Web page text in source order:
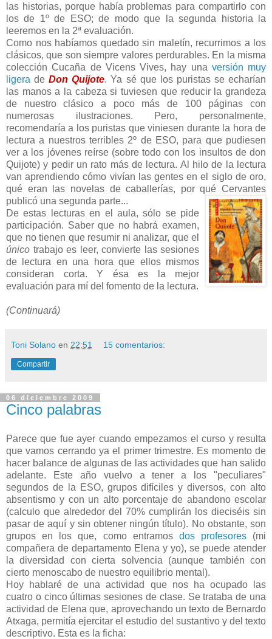
las historias, porque había problemas para compartirlo con
los de 1º de ESO; de modo que la segunda historia la
leeremos en la 2ª evaluación.
Como nos habíamos quedado sin maletín, recurrimos a los
clásicos, que son siempre valores perdurables. En la misma
colección Cucaña de Vicens Vives, hay una versión muy
ligera deDon Quijote. Ya sé que los puristas se echarían
las manos a la cabeza si tuviesen que reducir la grandeza
de nuestro clásico a poco más de 100 páginas con
numerosas ilustraciones. Pero, personalmente,
recomendaría a los puristas que viniesen durante la hora de
lectura a nuestros terribles 2º de ESO, para que pudiesen
ver a los jóvenes reírse (sobre todo con los insultos de don
Quijote) y pedir un rato más de lectura. Al hilo de la lectura
van aprendiendo cómo vivían las gentes en el siglo de oro,
qué eran las novelas de caballerías, por qué Cervantes
publicó una segunda parte...
De estas lecturas en el aula, sólo se pide
participación. Saber que no habrá examen,
que no tienen que resumir ni analizar, que el
único trabajo es leer, convierte las sesiones
de lectura en una hora que ellos mismos
consideran corta. Y ésa es la mejor
evaluación para mí del fomento de la lectura.
(Continuará)
Toni Solano en 22:51 15 comentarios:
Compartir
06 diciembre 2009
Cinco palabras
Parece que fue ayer cuando empezamos el curso y resulta
que vamos cerrando ya el primer trimestre. Es momento de
hacer balance de algunas de las actividades que han salido
adelante. Este año vuelvo a tener a los "peculiares"
segundos de la ESO, grupos difíciles y diversos, con alto
absentismo y con un alto porcentaje de abandono escolar
(calculo que alrededor del 70% cumplirán los dieciséis sin
pasar de aquí y sin obtener ningún título). No obstante, son
grupos en los que, como entramos dos profesores(mi
compañera de departamento Elena y yo), se puede atender
la diversidad con cierta solvencia (aunque también con
cierto menoscabo de nuestro equilibrio mental).
Hoy hablaré de una actividad que nos ha ocupado las
cuatro o cinco últimas sesiones de clase. Se trataba de una
actividad de Elena que, aprovechando un texto de Bernardo
Atxaga, permitía ejercitar el estudio del sustantivo y del texto
descriptivo. Esta es la ficha: